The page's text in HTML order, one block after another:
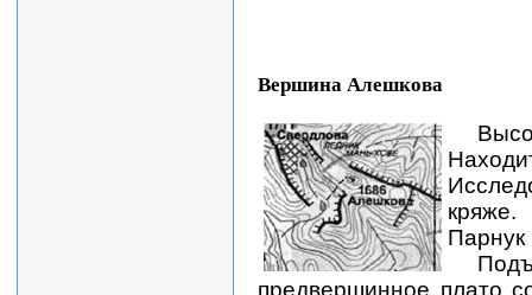
Вершина Алешкова
предвершинное плато